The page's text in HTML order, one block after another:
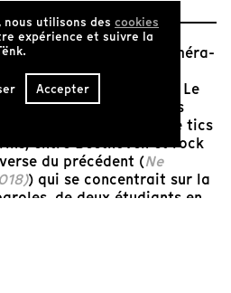
Sous sa caméra-
s’agite un bouillon de
plaisir à disséquer. Le
est celui de la peau des
corps et idées, entre tics
entre Beethoven et rock
du précédent (Ne
) qui se concentrait sur la
de deux étudiants en
utilisons des cookies
expérience et suivre la
Accepter